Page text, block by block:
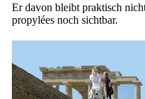
Er davon bleibt praktisch
propylées noch sichtbar.